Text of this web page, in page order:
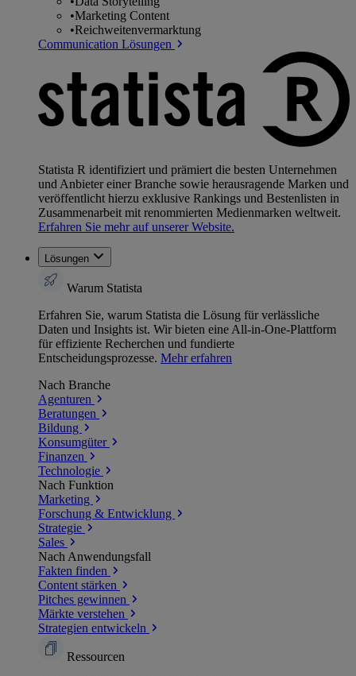
•Marketing Content
•Reichweitenvermarktung
Communication Lösungen
Statista R identifiziert und prämiert die besten Unternehmen
und Anbieter einer Branche sowie herausragende Marken und
veröffentlicht hierzu exklusive Rankings und Bestenlisten in
Zusammenarbeit mit renommierten Medienmarken weltweit.
Erfahren Sie mehr auf unserer Website.
Lösungen
Warum Statista
Erfahren Sie, warum Statista die Lösung für verlässliche
Daten und Insights ist. Wir bieten eine All-in-One-Plattform
für effiziente Recherchen und fundierte
Entscheidungsprozesse. Mehr erfahren
Nach Branche
Agenturen
Beratungen
Bildung
Konsumgüter
Finanzen
Technologie
Nach Funktion
Marketing
Forschung & Entwicklung
Strategie
Sales
Nach Anwendungsfall
Fakten finden
Content stärken
Pitches gewinnen
Märkte verstehen
Strategien entwickeln
Ressourcen